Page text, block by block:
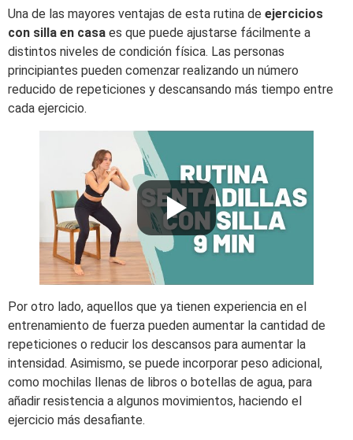
Una de las mayores ventajas de esta rutina de ejercicios
con silla en casa es que puede ajustarse fácilmente a
distintos niveles de condición física. Las personas
principiantes pueden comenzar realizando un número
reducido de repeticiones y descansando más tiempo entre
cada ejercicio.
Por otro lado, aquellos que ya tienen experiencia en el
entrenamiento de fuerza pueden aumentar la cantidad de
repeticiones o reducir los descansos para aumentar la
intensidad. Asimismo, se puede incorporar peso adicional,
como mochilas llenas de libros o botellas de agua, para
añadir resistencia a algunos movimientos, haciendo el
ejercicio más desafiante.